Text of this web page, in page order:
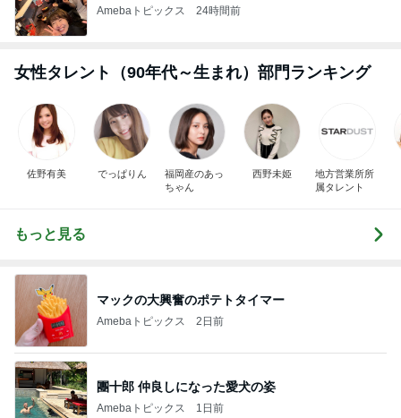
Amebaトピックス 24時間前
女性タレント（90年代～生まれ）部門ランキング
佐野有美 でっぱりん
福岡産のあっ
ちゃん
西野未姫
地方営業所所
属タレント
もっと見る
マックの大興奮のポテトタイマー
Amebaトピックス 2日前
團十郎 仲良しになった愛犬の姿
Amebaトピックス 1日前